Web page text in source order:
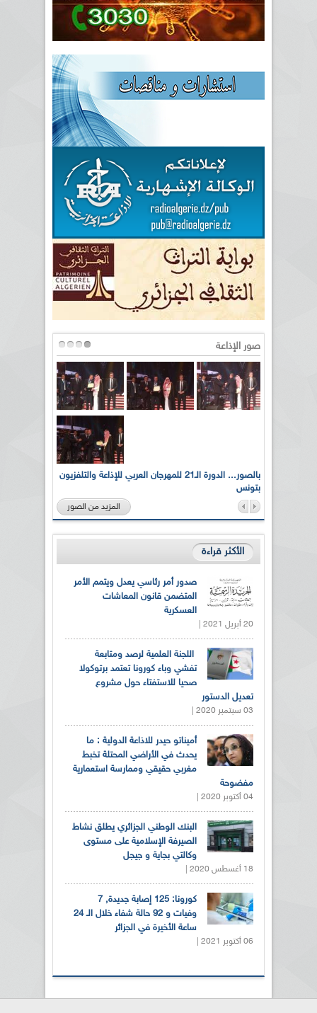
صور الإذاعة
بالصور... الدورة الـ21 للمهرجان العربي للإذاعة والتلفزيون
بتونس
المزيد من الصور
الأكثر قراءة
صدور أمر رئاسي يعدل ويتمم الأمر
المتضمن قانون المعاشات
العسكرية
20 أبريل 2021 |
اللجنة العلمية لرصد ومتابعة
تفشي وباء كورونا تعتمد برتوكولا
صحيا للاستفتاء حول مشروع
تعديل الدستور
03 سبتمبر 2020 |
أميناتو حيدر للاذاعة الدولية : ما
يحدث في الأراضي المحتلة تخبط
مغربي حقيقي وممارسة استعمارية
مفضوحة
04 أكتوبر 2020 |
البنك الوطني الجزائري يطلق نشاط
الصيرفة الإسلامية على مستوى
وكالتي بجاية و جيجل
18 أغسطس 2020 |
كورونا: 125 إصابة جديدة, 7
وفيات و 92 حالة شفاء خلال الـ 24
ساعة الأخيرة في الجزائر
06 أكتوبر 2021 |